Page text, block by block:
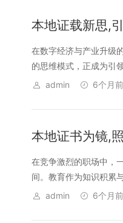
本地证载新思,
在数字经济与产业升级
的思维模式，正成为引
admin
6个月前
本地证书为镜,
在竞争激烈的职场中，
间。教育作为知识积累
admin
6个月前